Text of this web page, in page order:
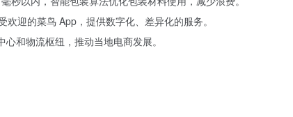
迎的菜鸟 App，提供数字化、差异化的服务。
和物流枢纽，推动当地电商发展。